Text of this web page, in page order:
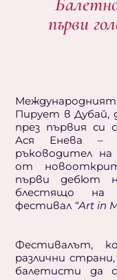
първи
Пирует в Дубай,
през първия си
Ася Енева –
ръководител
от
първи дебют
блестящо на
фестивал “Art in
Фестивалът,
различни
балетисти да